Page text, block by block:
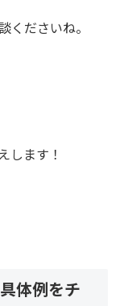
くださいね。
します！
体例をチ